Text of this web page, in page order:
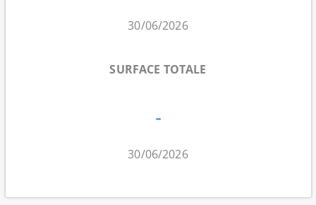
30/06/2026
SURFACE TOTALE
-
30/06/2026